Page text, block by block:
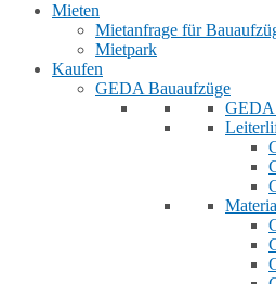
Mieten
Mietanfrage für
Mietpark
Kaufen
GEDA Bauaufzüge
GEDA